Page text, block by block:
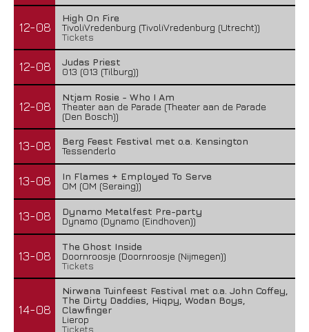
12-08
High On Fire
TivoliVredenburg (TivoliVredenburg (Utrecht))
Tickets
12-08
Judas Priest
013 (013 (Tilburg))
12-08
Ntjam Rosie - Who I Am
Theater aan de Parade (Theater aan de Parade
(Den Bosch))
13-08
Berg Feest Festival met o.a. Kensington
Tessenderlo
13-08
In Flames + Employed To Serve
OM (OM (Seraing))
13-08
Dynamo Metalfest Pre-party
Dynamo (Dynamo (Eindhoven))
13-08
The Ghost Inside
Doornroosje (Doornroosje (Nijmegen))
Tickets
14-08
Nirwana Tuinfeest Festival met o.a. John Coffey,
The Dirty Daddies, Hiqpy, Wodan Boys,
Clawfinger
Lierop
Tickets